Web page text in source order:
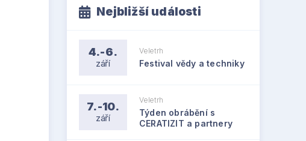
Nejbližší události
4.-6.
září
Veletrh
Festival vědy a techniky
7.-10.
září
Veletrh
Týden obrábění s
CERATIZIT a partnery